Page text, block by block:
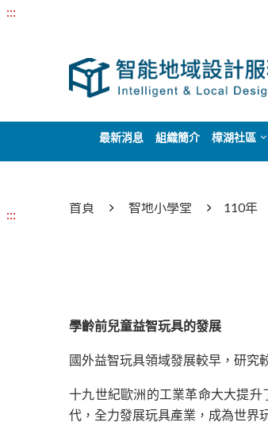
:::
最新消息 組織簡介 樟湖社區
::: 首頁 智地小學堂 110年
學齡前兒童益智玩具的發展
國外益智玩具領域發展較早，研究
十九世紀歐洲的工業革命大大提
代，全力發展玩具產業，成為世界